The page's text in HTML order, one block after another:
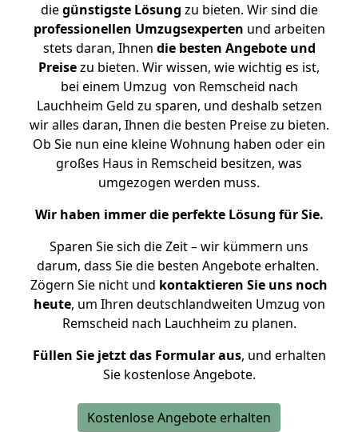
diegünstigste Lösung zu bieten. Wir sind die
professionellen Umzugsexperten und arbeiten
stets daran, Ihnen die besten Angebote und
Preisezu bieten. Wir wissen, wie wichtig es ist,
bei einem Umzug von Remscheid nach
Lauchheim Geld zu sparen, und deshalb setzen
wir alles daran, Ihnen die besten Preise zu bieten.
Ob Sie nun eine kleine Wohnung haben oder ein
großes Haus in Remscheid besitzen, was
umgezogen werden muss.
Wir haben immer die perfekte Lösung für Sie.
Sparen Sie sich die Zeit – wir kümmern uns
darum, dass Sie die besten Angebote erhalten.
Zögern Sie nicht und kontaktieren Sie uns noch
heute, um Ihren deutschlandweiten Umzug von
Remscheid nach Lauchheim zu planen.
Füllen Sie jetzt das Formular aus, und erhalten
Sie kostenlose Angebote.
Kostenlose Angebote erhalten